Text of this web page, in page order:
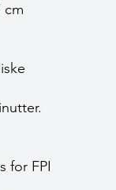
cm
for FPI